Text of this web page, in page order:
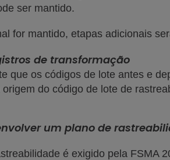
ser mantido.
for mantido, etapas adicionais
de transformação
que os códigos de lote antes e
do código de lote de
um plano de
é exigido pela FSMA